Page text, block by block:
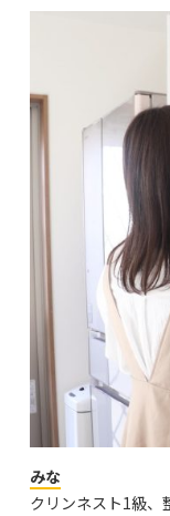
みな
クリンネスト1級、